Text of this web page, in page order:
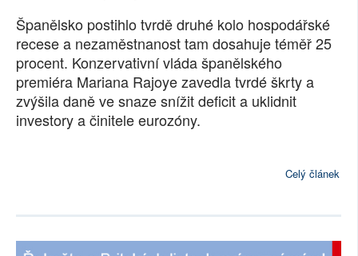
Španělsko postihlo tvrdě druhé kolo hospodářské
recese a nezaměstnanost tam dosahuje téměř 25
procent. Konzervativní vláda španělského
premiéra Mariana Rajoye zavedla tvrdé škrty a
zvýšila daně ve snaze snížit deficit a uklidnit
investory a činitele eurozóny.
Celý článek